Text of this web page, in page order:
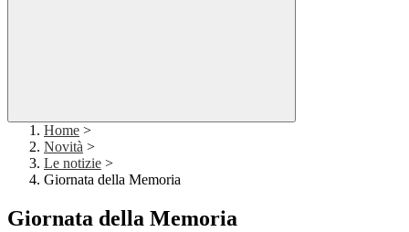
Home >
Novità >
Le notizie >
Giornata della Memoria
Giornata della Memoria